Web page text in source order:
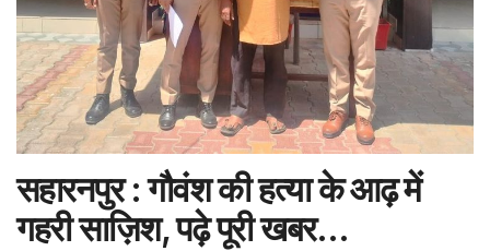
सहारनपुर : गौवंश की हत्या के आढ़ में
गहरी साज़िश, पढ़े पूरी खबर…